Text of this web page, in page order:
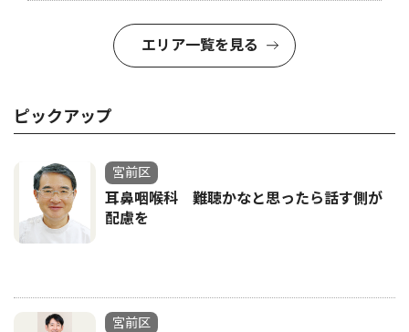
エリア一覧を見る
ピックアップ
宮前区
耳鼻咽喉科 難聴かなと思ったら話す側が
配慮を
宮前区